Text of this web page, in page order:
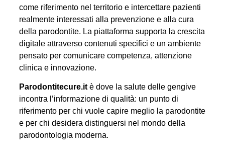
come riferimento nel territorio e intercettare pazienti
realmente interessati alla prevenzione e alla cura
della parodontite. La piattaforma supporta la crescita
digitale attraverso contenuti specifici e un ambiente
pensato per comunicare competenza, attenzione
clinica e innovazione.
Parodontitecure.it è dove la salute delle gengive
incontra l’informazione di qualità: un punto di
riferimento per chi vuole capire meglio la parodontite
e per chi desidera distinguersi nel mondo della
parodontologia moderna.